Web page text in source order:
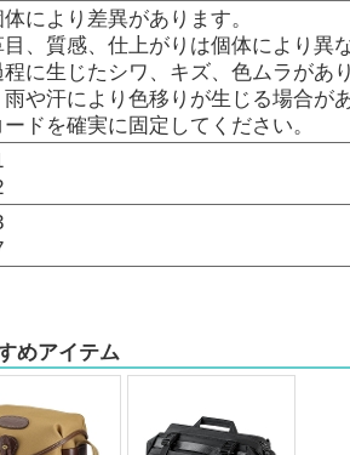
により差異があります。
、質感、仕上がりは個体により異
に生じたシワ、キズ、色ムラがあり
や汗により色移りが生じる場合が
ドを確実に固定してください。
めアイテム